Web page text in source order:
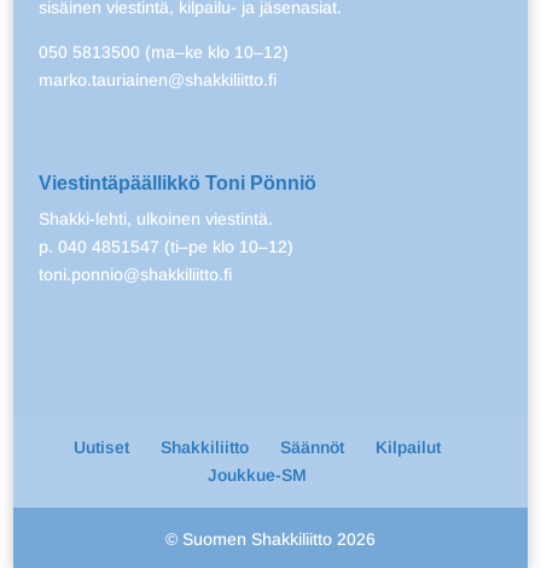
sisäinen viestintä, kilpailu- ja jäsenasiat.
050 5813500 (ma–ke klo 10–12)
marko.tauriainen@shakkiliitto.fi
Viestintäpäällikkö Toni Pönniö
Shakki-lehti, ulkoinen viestintä.
p. 040 4851547 (ti–pe klo 10–12)
toni.ponnio@shakkiliitto.fi
Uutiset Shakkiliitto Säännöt
Kilpailut
Joukkue-SM
© Suomen Shakkiliitto 2026